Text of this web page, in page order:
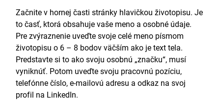
Predaj: Dosiahol vysoké predajné čísla
prispôsobením produktov potrebám klientov a
znížením cien konkurencie tam, kde to bolo potrebné.
Vedenie: Mentoroval a školil nových
zamestnancov.
Softvér : Pokročilý používateľ Recruiterflow a
Recruit CRM.
Komunikácia: Priebežne som informoval klientov
a kandidátov prostredníctvom rôznych kanálov, od
Začnite v hornej časti stránky hlavičkou životopisu. Je
to časť, ktorá obsahuje vaše meno a osobné údaje.
Pre zvýraznenie uveďte svoje celé meno písmom
životopisu o 6 – 8 bodov väčším ako je text tela.
Predstavte si to ako svoju osobnú „značku“, musí
vyniknúť. Potom uveďte svoju pracovnú pozíciu,
telefónne číslo, e-mailovú adresu a odkaz na svoj
profil na LinkedIn.